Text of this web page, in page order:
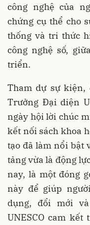
công nghệ của
chứng cụ thể cho
thống và tri thức
công nghệ số,
triển.
Tham dự sự kiện,
Trưởng Đại diện
ngày hội lời chúc
kết nối sách khoa
tạo đã làm nổi bật
tảng vừa là động
nay, là một đóng
này để giúp
dụng, đổi mới
UNESCO cam